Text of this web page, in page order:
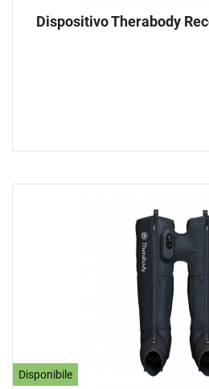
Dispositivo Therabody
Disponibile